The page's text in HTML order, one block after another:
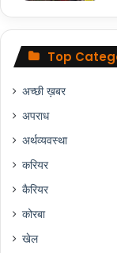
Top
अच्छी ख़बर
अपराध
अर्थव्यवस्था
करियर
कैरियर
कोरबा
खेल